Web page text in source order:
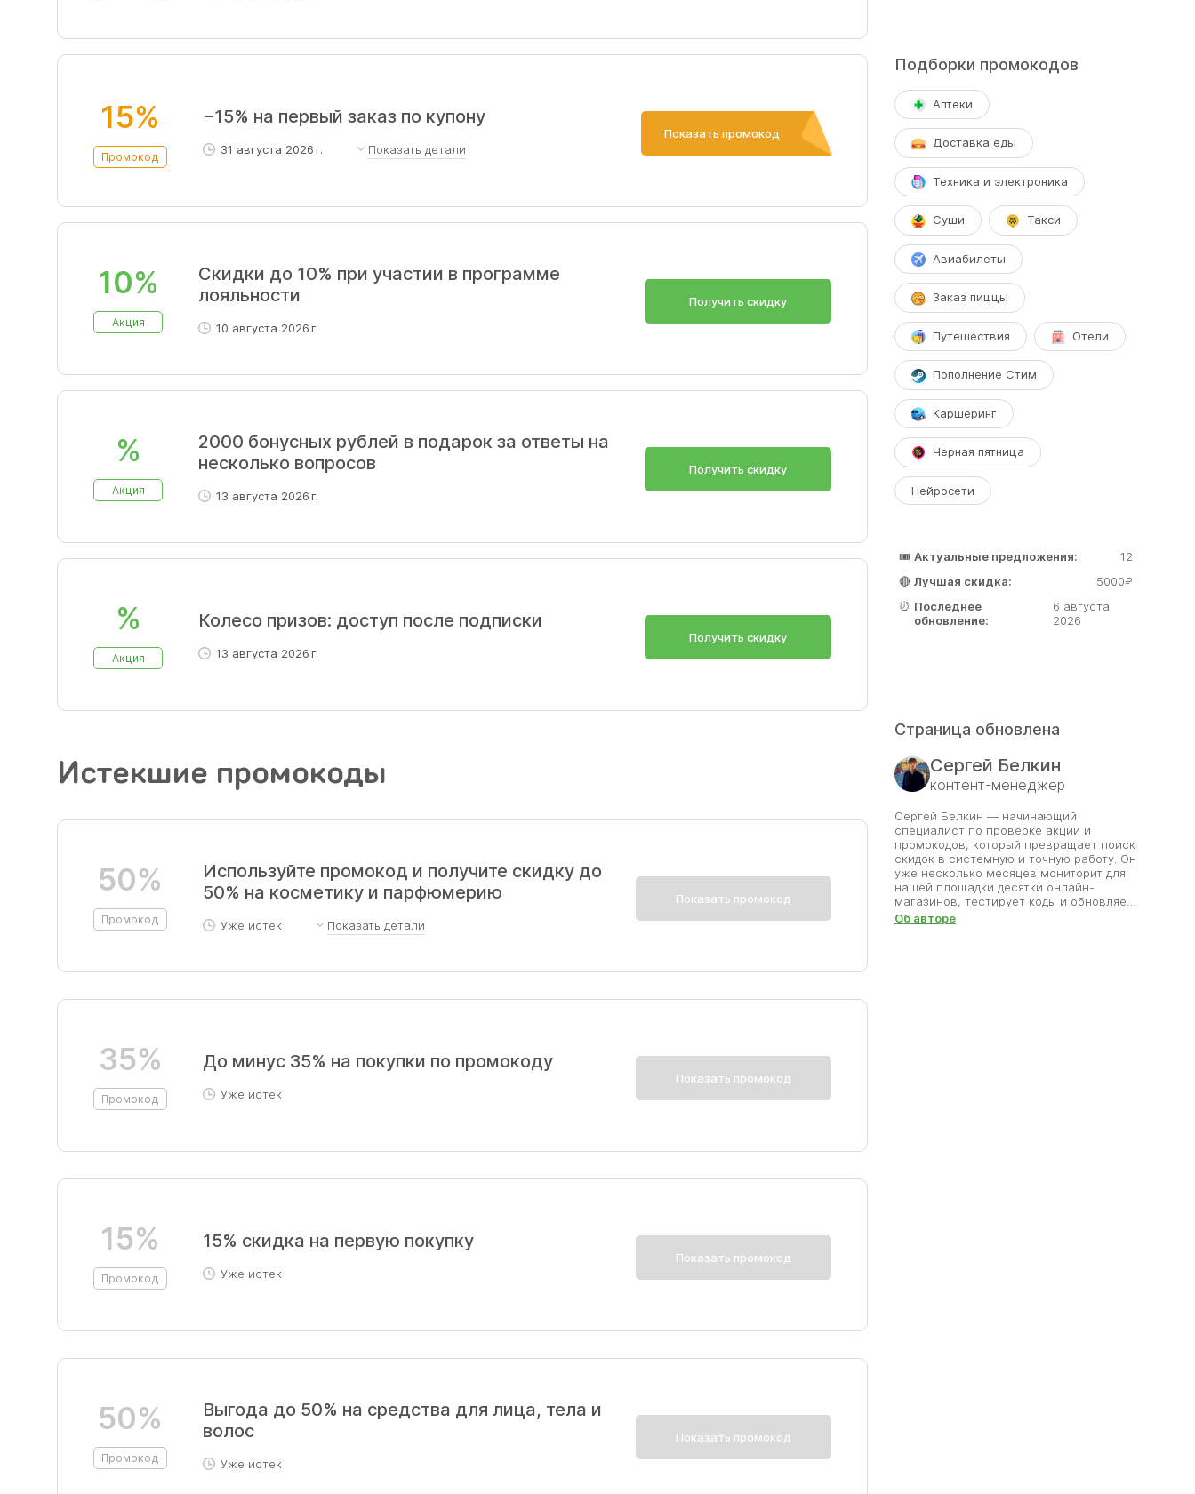
15%
Промокод
−15% на первый заказ по купону
31 августа 2026 г. Показать детали
Показать промокод
Действует на все товары, кроме товаров определенных брендов.
10%
Акция
Скидки до 10% при участии в программе
лояльности
10 августа 2026 г.
Получить скидку
%
Акция
2000 бонусных рублей в подарок за ответы на
несколько вопросов
13 августа 2026 г.
Получить скидку
%
Акция
Колесо призов: доступ после подписки
13 августа 2026 г.
Получить скидку
Истекшие промокоды
50%
Промокод
Используйте промокод и получите скидку до
50% на косметику и парфюмерию
Уже истек Показать детали
Показать промокод
Уход за кожей, телом, волосами, макияж и парфюмерия. Скидка не сочетается с
35%
Промокод
До минус 35% на покупки по промокоду
Уже истек
Показать промокод
15%
Промокод
15% скидка на первую покупку
Уже истек
Показать промокод
50%
Промокод
Выгода до 50% на средства для лица, тела и
волос
Уже истек
Показать промокод
Подборки промокодов
Аптеки
Доставка еды
Техника и электроника
Суши Такси
Авиабилеты
Заказ пиццы
Путешествия Отели
Пополнение Стим
Каршеринг
Черная пятница
Нейросети
🎟️ Актуальные предложения:
12
🔴 Лучшая скидка:
5000₽
⏰ Последнее
обновление:
6 августа
2026
Страница обновлена
Сергей Белкин
контент-менеджер
Сергей Белкин — начинающий
специалист по проверке акций и
промокодов, который превращает поиск
скидок в системную и точную работу. Он
уже несколько месяцев мониторит для
нашей площадки десятки онлайн-
магазинов, тестирует коды и обновляет
базу предложений. Сергей уверен, что
главная ценность сайта — надёжность
Об авторе